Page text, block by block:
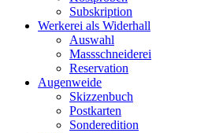
Subskription
Werkerei als Widerhall
Auswahl
Massschneiderei
Reservation
Augenweide
Skizzenbuch
Postkarten
Sonderedition